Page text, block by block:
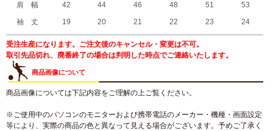
肩 幅
42 44 46 48 51
53
袖 丈
19 20 21 22 23 24
受注生産になります。ご注文後のキャンセル・変更は不可。
取引先品切れ、廃番終了の場合は判明した時点でご連絡いたします。
商品画像について
商品画像については下記内容をご理解の上ご覧ください。
※ご使用中のパソコンのモニターおよび携帯電話のメーカー・機種・画面設定
等により、実際の商品の色と異なって見える場合がございます。予めご了承く